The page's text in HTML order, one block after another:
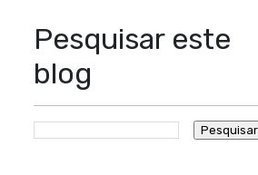
Pesquisar este
blog